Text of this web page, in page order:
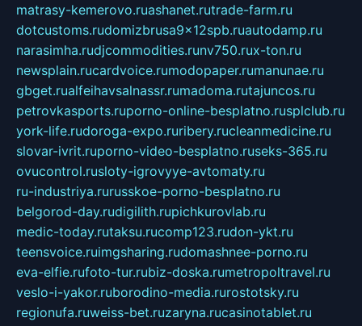
matrasy-kemerovo.ruashanet.rutrade-farm.ru
dotcustoms.rudomizbrusa9x12spb.ruautodamp.ru
narasimha.rudjcommodities.runv750.rux-ton.ru
newsplain.rucardvoice.rumodopaper.rumanunae.ru
gbget.rualfeihavsalnassr.rumadoma.rutajuncos.ru
petrovkasports.ruporno-online-besplatno.rusplclub.ru
york-life.rudoroga-expo.ruribery.rucleanmedicine.ru
slovar-ivrit.ruporno-video-besplatno.ruseks-365.ru
ovucontrol.rusloty-igrovyye-avtomaty.ru
ru-industriya.rurusskoe-porno-besplatno.ru
belgorod-day.rudigilith.rupichkurovlab.ru
medic-today.rutaksu.rucomp123.rudon-ykt.ru
teensvoice.ruimgsharing.rudomashnee-porno.ru
eva-elfie.rufoto-tur.rubiz-doska.rumetropoltravel.ru
veslo-i-yakor.ruborodino-media.rurostotsky.ru
regionufa.ruweiss-bet.ruzaryna.rucasinotablet.ru